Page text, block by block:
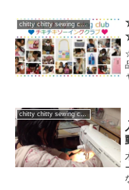
chitty chitty sewing club
chitty chitty sewing club